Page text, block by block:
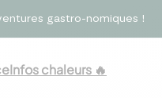
gastro-nomiques !
Infos chaleurs 🔥